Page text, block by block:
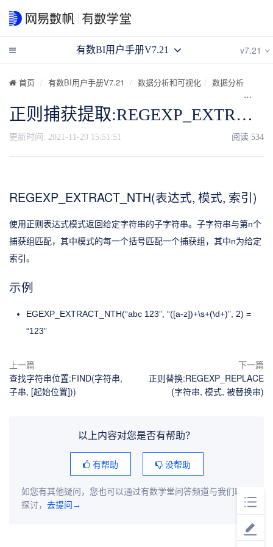
首页 有数BI用户手册V7.21 数据分析和可视化 数据分析
正则捕获提取:REGEXP_EXTRACT_NTH(表达式, 模式, 索引)
更新时间: 2021-11-29 15:51:51 阅读 534
REGEXP_EXTRACT_NTH(表达式, 模式, 索引)
使用正则表达式模式返回给定字符串的子字符串。子字符串与第n个
捕获组匹配，其中模式的每一个括号匹配一个捕获组，其中n为给定
索引。
示例
EGEXP_EXTRACT_NTH(“abc 123”, “([a-z])+\s+(\d+)”, 2) =
“123”
上一篇
查找字符串位置:FIND(字符串,
子串, [起始位置]))
下一篇
正则替换:REGEXP_REPLACE
(字符串, 模式, 被替换串)
以上内容对您是否有帮助？
有帮助 没帮助
如您有其他疑问，您也可以通过有数学堂问答频道与我们联系
探讨， 去提问→
有数BI用户手册V7.21 v7.21